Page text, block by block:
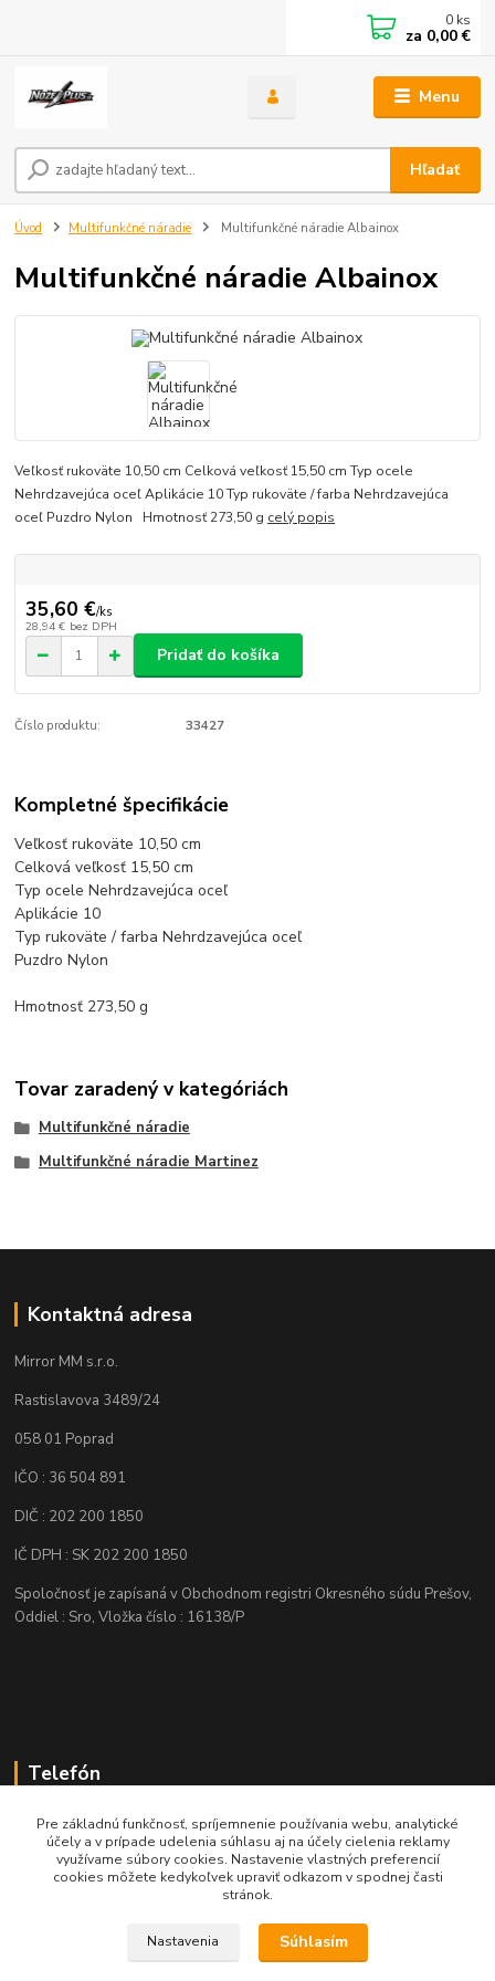
Menu
Hľadať
0 ks
za 0,00 €
Úvod Multifunkčné náradie Multifunkčné náradie Albainox
Multifunkčné náradie Albainox
Veľkosť rukoväte 10,50 cm Celková veľkosť 15,50 cm Typ ocele
Nehrdzavejúca oceľ Aplikácie 10 Typ rukoväte / farba Nehrdzavejúca
oceľ Puzdro Nylon Hmotnosť 273,50 g celý popis
35,60 €/ks
28,94 € bez DPH
Pridať do košíka
Číslo produktu: 33427
Kompletné špecifikácie
Veľkosť rukoväte 10,50 cm
Celková veľkosť 15,50 cm
Typ ocele Nehrdzavejúca oceľ
Aplikácie 10
Typ rukoväte / farba Nehrdzavejúca oceľ
Puzdro Nylon
Hmotnosť 273,50 g
Tovar zaradený v kategóriách
Multifunkčné náradie
Multifunkčné náradie Martinez
Kontaktná adresa
Mirror MM s.r.o.
Rastislavova 3489/24
058 01 Poprad
IČO : 36 504 891
DIČ : 202 200 1850
IČ DPH : SK 202 200 1850
Spoločnosť je zapísaná v Obchodnom registri Okresného súdu Prešov,
Oddiel : Sro, Vložka číslo : 16138/P
Telefón
+421 905 622 625
obchod@nozeplus.sk
Pre základnú funkčnosť, spríjemnenie používania webu, analytické
účely a v prípade udelenia súhlasu aj na účely cielenia reklamy
využívame súbory cookies. Nastavenie vlastných preferencií
cookies môžete kedykoľvek upraviť odkazom v spodnej časti
stránok.
Nastavenia Súhlasím